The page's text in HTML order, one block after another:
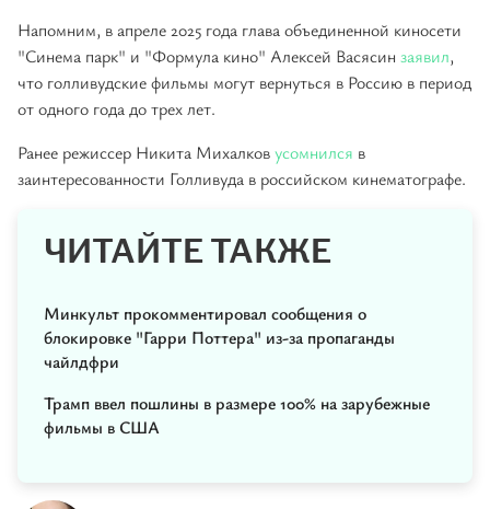
Напомним, в апреле 2025 года глава объединенной киносети
"Синема парк" и "Формула кино" Алексей Васясин заявил,
что голливудские фильмы могут вернуться в Россию в период
от одного года до трех лет.
Ранее режиссер Никита Михалковусомнился в
заинтересованности Голливуда в российском кинематографе.
ЧИТАЙТЕ ТАКЖЕ
Минкульт прокомментировал сообщения о
блокировке "Гарри Поттера" из-за пропаганды
чайлдфри
Трамп ввел пошлины в размере 100% на зарубежные
фильмы в США